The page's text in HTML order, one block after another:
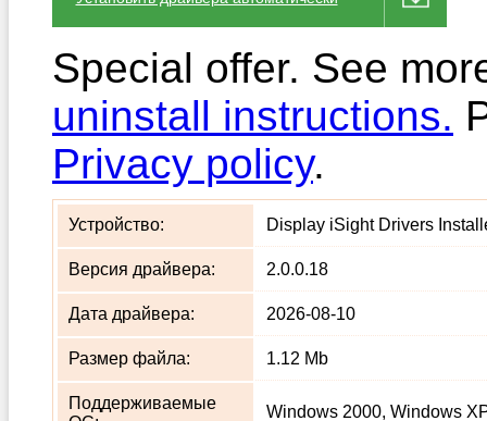
Special offer. See
uninstall instructions.
Privacy policy.
Устройство: Display iSight Drivers
Версия драйвера: 2.0.0.18
Дата драйвера: 2026-08-10
Размер файла: 1.12 Mb
Поддерживаемые
Windows 2000, Windows